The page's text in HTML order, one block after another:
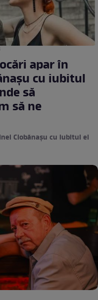
apar în
cu iubitul
să
să ne
Ciobănașu cu iubitul ei